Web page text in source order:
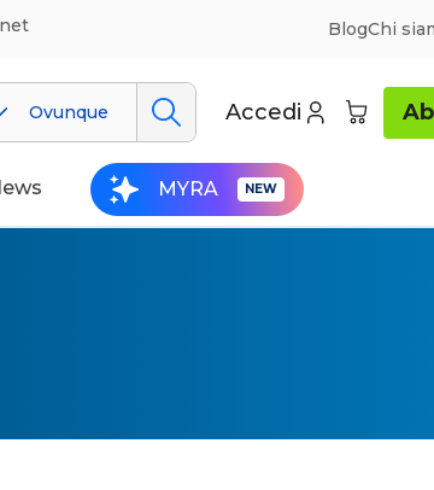
BlogChi
Ovunque Accedi
MYRA